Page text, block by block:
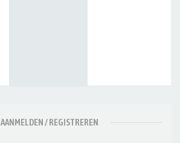
AANMELDEN / REGISTREREN